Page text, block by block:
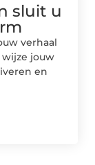
sluit u
verhaal
jouw
en